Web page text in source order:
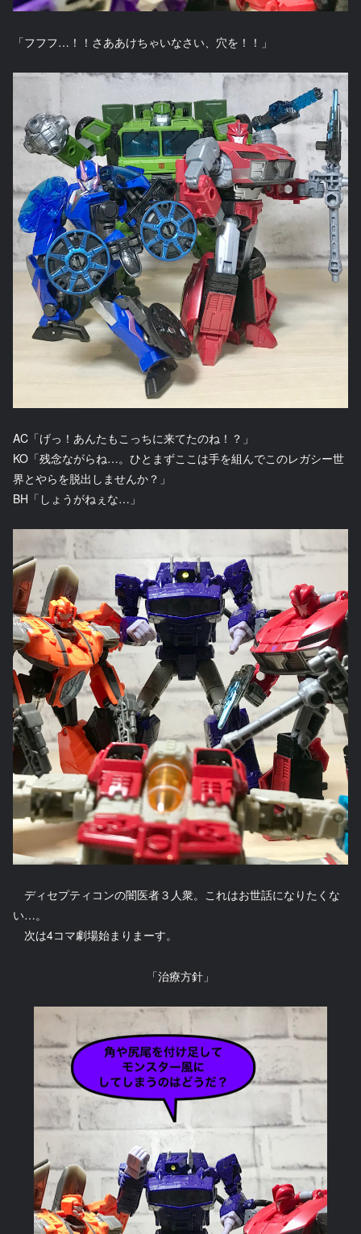
「フフフ…！！さああけちゃいなさい、穴を！！」
AC「げっ！あんたもこっちに来てたのね！？」
KO「残念ながらね…。ひとまずここは手を組んでこのレガシー世
界とやらを脱出しませんか？」
BH「しょうがねぇな…」
ディセプティコンの闇医者３人衆。これはお世話になりたくな
い…。
次は4コマ劇場始まりまーす。
「治療方針」